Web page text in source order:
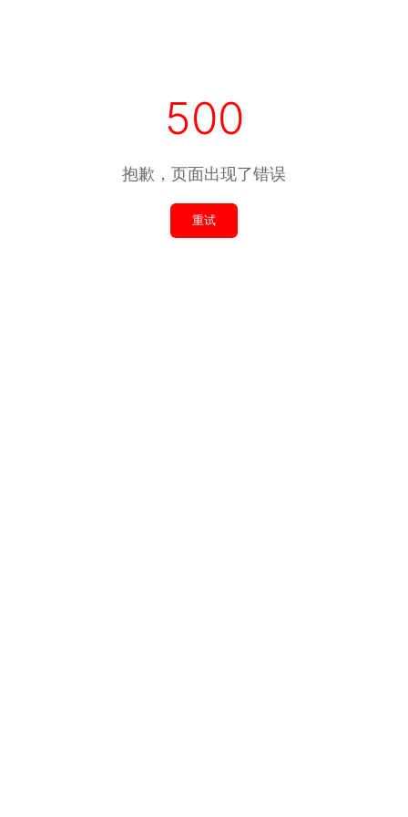
500
抱歉，页面出现了错误
重试